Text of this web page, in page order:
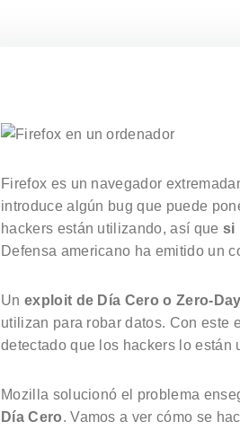
Firefox es un navegador
introduce algún bug que puede
hackers están utilizando, así que si
Defensa americano ha emitido un
Un exploit de Día Cero o Zero-
utilizan para robar datos. Con este
detectado que los hackers lo están
Mozilla solucionó el problema
Día Cero. Vamos a ver cómo se